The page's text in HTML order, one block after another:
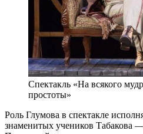
Спектакль «На всякого
простоты»
Роль Глумова в спектакле
знаменитых учеников Табакова